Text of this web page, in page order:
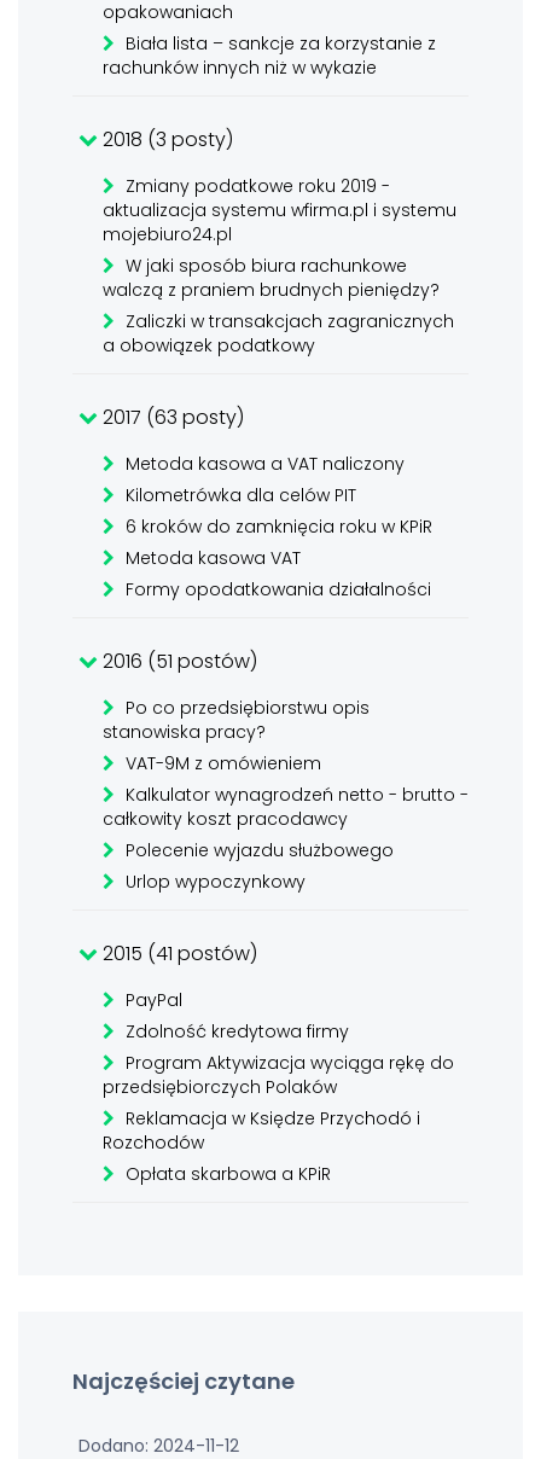
opakowaniach
Biała lista – sankcje za korzystanie z
rachunków innych niż w wykazie
2018 (3 posty)
Zmiany podatkowe roku 2019 -
aktualizacja systemu wfirma.pl i systemu
mojebiuro24.pl
W jaki sposób biura rachunkowe
walczą z praniem brudnych pieniędzy?
Zaliczki w transakcjach zagranicznych
a obowiązek podatkowy
2017 (63 posty)
Metoda kasowa a VAT naliczony
Kilometrówka dla celów PIT
6 kroków do zamknięcia roku w KPiR
Metoda kasowa VAT
Formy opodatkowania działalności
2016 (51 postów)
Po co przedsiębiorstwu opis
stanowiska pracy?
VAT-9M z omówieniem
Kalkulator wynagrodzeń netto - brutto -
całkowity koszt pracodawcy
Polecenie wyjazdu służbowego
Urlop wypoczynkowy
2015 (41 postów)
PayPal
Zdolność kredytowa firmy
Program Aktywizacja wyciąga rękę do
przedsiębiorczych Polaków
Reklamacja w Księdze Przychodó i
Rozchodów
Opłata skarbowa a KPiR
Najczęściej czytane
Dodano: 2024-11-12